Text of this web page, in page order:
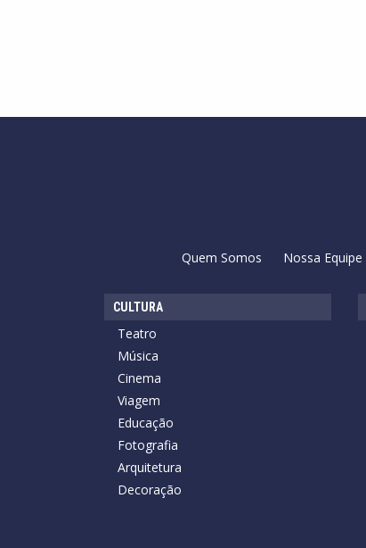
Quem Somos Nossa Equipe
CULTURA
Teatro
Música
Cinema
Viagem
Educação
Fotografia
Arquitetura
Decoração